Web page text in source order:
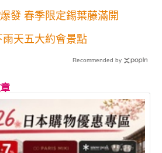
發 春季限定錫葉藤滿開
天五大約會景點
Recommended by